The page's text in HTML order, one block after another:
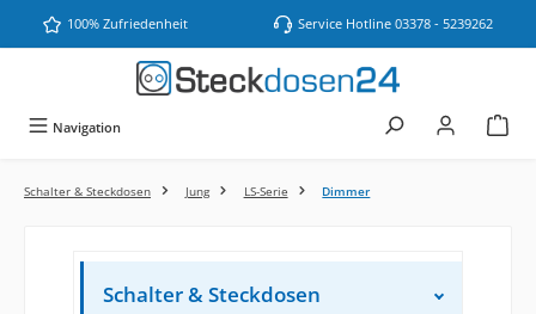
Zum Hauptinhalt springen
100% Zufriedenheit Service Hotline 03378 - 5239262
Navigation
Schalter & Steckdosen Jung LS-Serie Dimmer
Schalter & Steckdosen